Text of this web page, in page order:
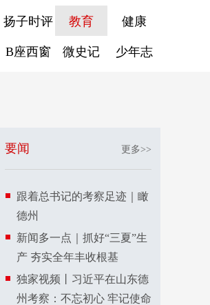
扬子时评 教育 健康
B座西窗 微史记 少年志
要闻 更多>>
跟着总书记的考察足迹｜瞰
德州
新闻多一点｜抓好“三夏”生
产 夯实全年丰收根基
独家视频丨习近平在山东德
州考察：不忘初心 牢记使命